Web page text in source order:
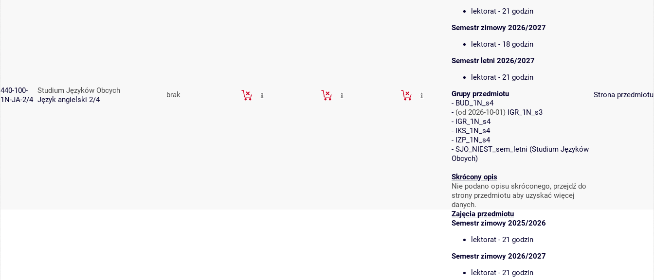
440-100-
1N-JA-2/4
Studium Języków Obcych
Język angielski 2/4
brak
lektorat - 21 godzin
Semestr zimowy 2026/2027
lektorat - 18 godzin
Semestr letni 2026/2027
lektorat - 21 godzin
Grupy przedmiotu
- BUD_1N_s4
- (od 2026-10-01) IGR_1N_s3
- IGR_1N_s4
- IKS_1N_s4
- IZP_1N_s4
- SJO_NIEST_sem_letni (Studium Języków
Obcych)
Skrócony opis
Nie podano opisu skróconego, przejdź do
strony przedmiotu aby uzyskać więcej
danych.
Strona przedmiotu
Zajęcia przedmiotu
Semestr zimowy 2025/2026
lektorat - 21 godzin
Semestr zimowy 2026/2027
lektorat - 21 godzin